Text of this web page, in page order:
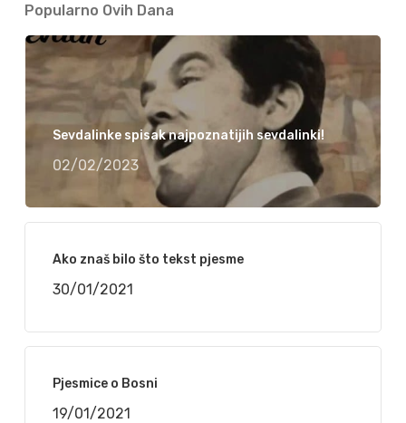
Popularno Ovih Dana
Sevdalinke spisak najpoznatijih sevdalinki!
02/02/2023
Ako znaš bilo što tekst pjesme
30/01/2021
Pjesmice o Bosni
19/01/2021